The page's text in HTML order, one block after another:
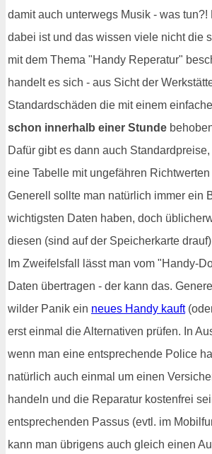
damit auch unterwegs Musik - was
dabei ist und das wissen viele nicht die
mit dem Thema "Handy Reperatur"
handelt es sich - aus Sicht der
Standardschäden die mit einem
schon innerhalb einer Stunde
Dafür gibt es dann auch
eine Tabelle mit ungefähren
Generell sollte man natürlich immer ein
wichtigsten Daten haben, doch
diesen (sind auf der Speicherkarte
Im Zweifelsfall lässt man vom "Handy-
Daten übertragen - der kann das.
wilder Panik ein neues Handy kauft
erst einmal die Alternativen prüfen. In
wenn man eine entsprechende Police
natürlich auch einmal um einen
handeln und die Reparatur kostenfrei
entsprechenden Passus (evtl. im
kann man übrigens auch gleich einen